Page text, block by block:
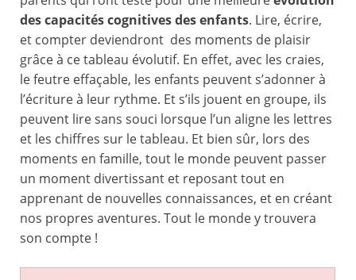
des capacités cognitives des enfants. Lire, écrire,
et compter deviendront des moments de plaisir
grâce à ce tableau évolutif. En effet, avec les craies,
le feutre effaçable, les enfants peuvent s’adonner à
l’écriture à leur rythme. Et s’ils jouent en groupe, ils
peuvent lire sans souci lorsque l’un aligne les lettres
et les chiffres sur le tableau. Et bien sûr, lors des
moments en famille, tout le monde peuvent passer
un moment divertissant et reposant tout en
apprenant de nouvelles connaissances, et en créant
nos propres aventures. Tout le monde y trouvera
son compte !